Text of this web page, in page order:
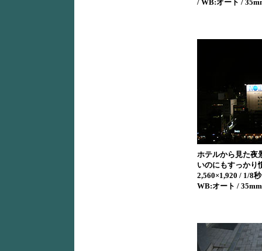
/ WB:オート /
ホテルから見た夜
いのにもすっかり
2,560×1,920 / 1/8
WB:オート / 35mm